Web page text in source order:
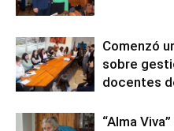
Comenzó
sobre
docentes
“Alma